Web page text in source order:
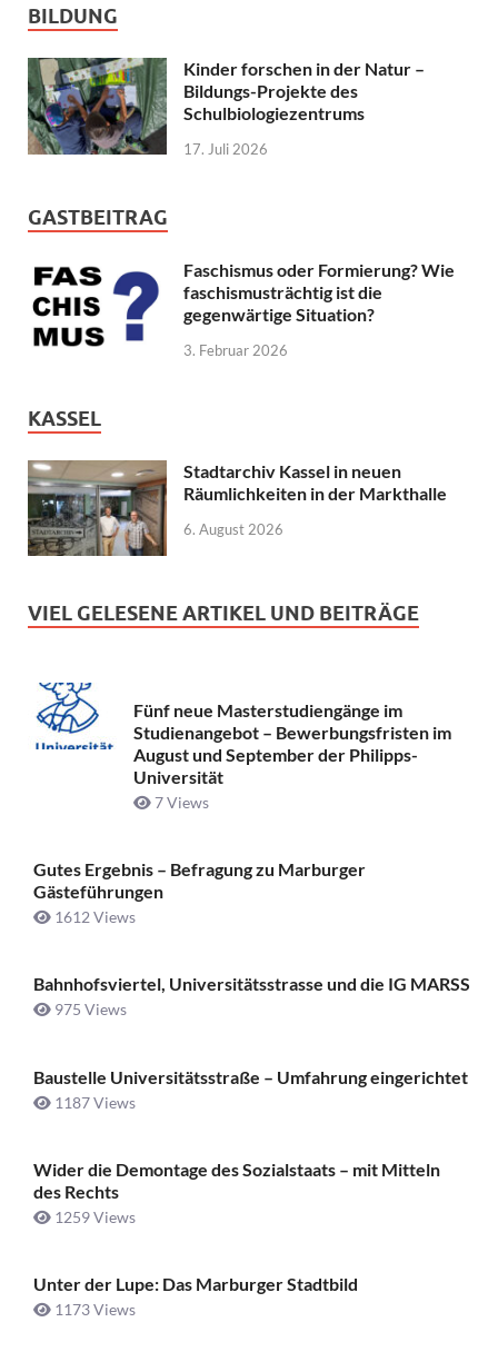
BILDUNG
Kinder forschen in der Natur –
Bildungs-Projekte des
Schulbiologiezentrums
17. Juli 2026
GASTBEITRAG
Faschismus oder Formierung? Wie
faschismusträchtig ist die
gegenwärtige Situation?
3. Februar 2026
KASSEL
Stadtarchiv Kassel in neuen
Räumlichkeiten in der Markthalle
6. August 2026
VIEL GELESENE ARTIKEL UND BEITRÄGE
Fünf neue Masterstudiengänge im
Studienangebot – Bewerbungsfristen im
August und September der Philipps-
Universität
7 Views
Gutes Ergebnis – Befragung zu Marburger
Gästeführungen
1612 Views
Bahnhofsviertel, Universitätsstrasse und die IG MARSS
975 Views
Baustelle Universitätsstraße ­– Umfahrung eingerichtet
1187 Views
Wider die Demontage des Sozialstaats – mit Mitteln
des Rechts
1259 Views
Unter der Lupe: Das Marburger Stadtbild
1173 Views